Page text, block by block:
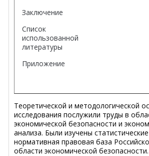
Заключение
Список
использованной
литературы
Приложение
Теоретической и методологической
исследования послужили труды в
экономической безопасности и
анализа. Были изучены
нормативная правовая база
области экономической безопасности.